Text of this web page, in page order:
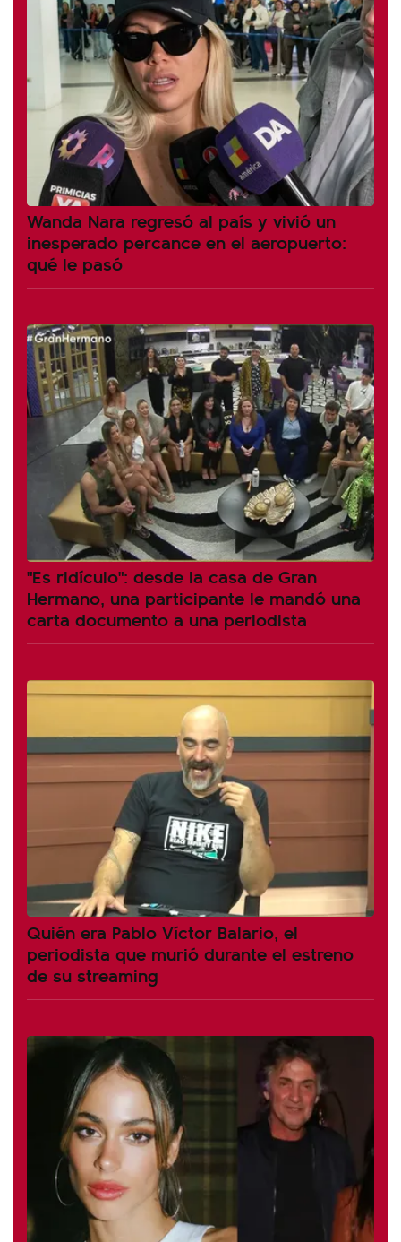
Wanda Nara regresó al país y vivió un
inesperado percance en el aeropuerto:
qué le pasó
"Es ridículo": desde la casa de Gran
Hermano, una participante le mandó una
carta documento a una periodista
Quién era Pablo Víctor Balario, el
periodista que murió durante el estreno
de su streaming